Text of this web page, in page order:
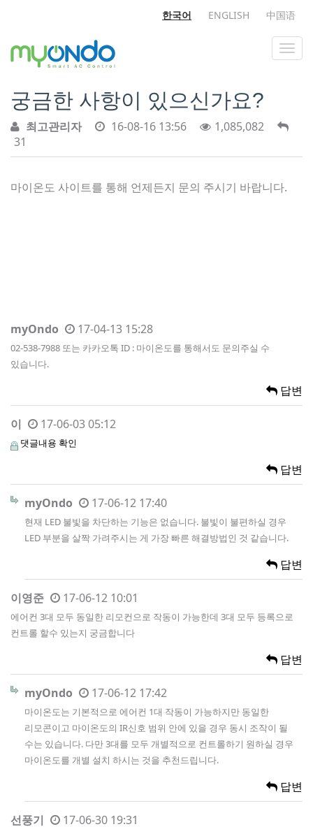
한국어 ENGLISH 中国语
궁금한 사항이 있으신가요?
최고관리자 16-08-16 13:56
1,085,082
31
마이온도 사이트를 통해 언제든지 문의 주시기 바랍니다.
myOndo 17-04-13 15:28
02-538-7988 또는 카카오톡 ID : 마이온도를 통해서도 문의주실 수
있습니다.
답변
이 17-06-03 05:12
댓글내용 확인
답변
myOndo 17-06-12 17:40
현재 LED 불빛을 차단하는 기능은 없습니다. 불빛이 불편하실 경우
LED 부분을 살짝 가려주시는 게 가장 빠른 해결방법인 것 같습니다.
답변
이영준 17-06-12 10:01
에어컨 3대 모두 동일한 리모컨으로 작동이 가능한데 3대 모두 등록으로
컨트롤 할수 있는지 궁금합니다
답변
myOndo 17-06-12 17:42
마이온도는 기본적으로 에어컨 1대 작동이 가능하지만 동일한
리모콘이고 마이온도의 IR신호 범위 안에 있을 경우 동시 조작이 될
수는 있습니다. 다만 3대를 모두 개별적으로 컨트롤하기 원하실 경우
마이온도를 개별 설치 하시는 것을 추천드립니다.
답변
선풍기 17-06-30 19:31